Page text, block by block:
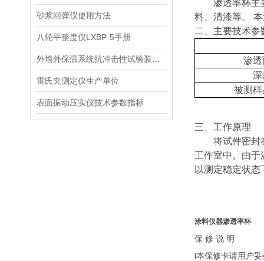
砂浆回弹仪使用方法
八轮平整度仪LXBP-5手册
雷氏夹测定仪生产单位
表面振动压实仪技术参数指标
渗透率杯主
料、清漆等。
二、 主要技术参
渗透
深
被测
三、 工作原理
将试件密封
工作室中。由于
以测定稳定状态
涂料仪器渗透率杯
保 修 说 明
l本保修卡请用户